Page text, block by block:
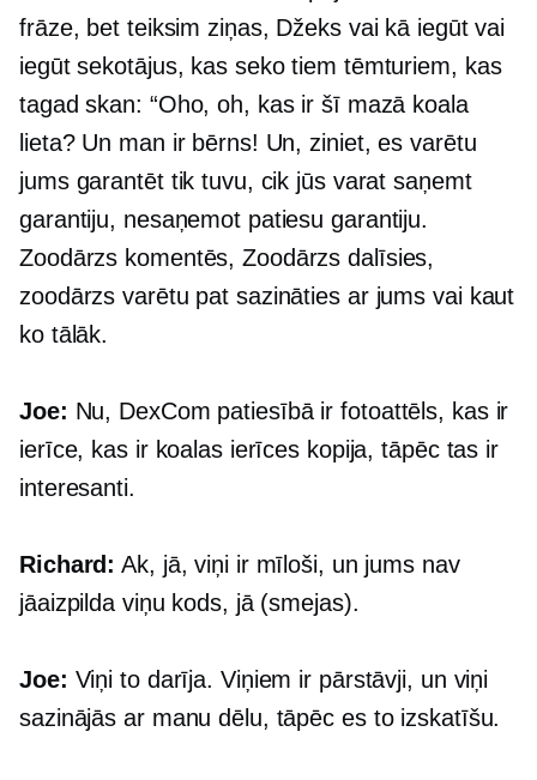
frāze, bet teiksim ziņas, Džeks vai kā iegūt vai
iegūt sekotājus, kas seko tiem tēmturiem, kas
tagad skan: “Oho, oh, kas ir šī mazā koala
lieta? Un man ir bērns! Un, ziniet, es varētu
jums garantēt tik tuvu, cik jūs varat saņemt
garantiju, nesaņemot patiesu garantiju.
Zoodārzs komentēs, Zoodārzs dalīsies,
zoodārzs varētu pat sazināties ar jums vai kaut
ko tālāk.
Joe: Nu, DexCom patiesībā ir fotoattēls, kas ir
ierīce, kas ir koalas ierīces kopija, tāpēc tas ir
interesanti.
Richard: Ak, jā, viņi ir mīloši, un jums nav
jāaizpilda viņu kods, jā (smejas).
Joe: Viņi to darīja. Viņiem ir pārstāvji, un viņi
sazinājās ar manu dēlu, tāpēc es to izskatīšu.